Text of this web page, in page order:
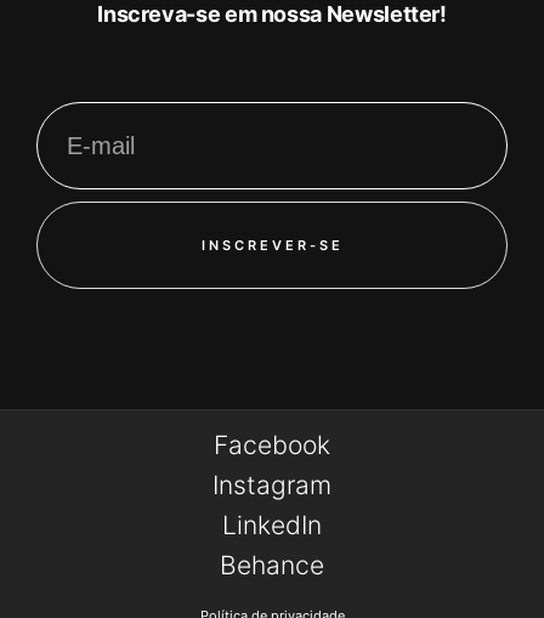
Inscreva-se em nossa Newsletter!
INSCREVER-SE
Facebook
Instagram
LinkedIn
Behance